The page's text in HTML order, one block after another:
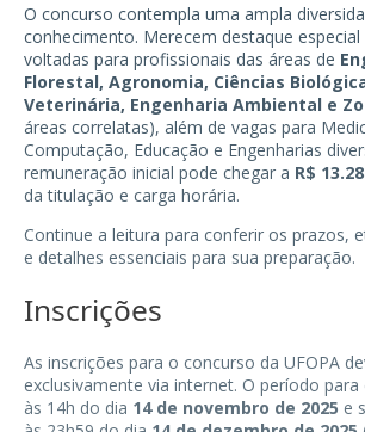
O concurso contempla uma ampla
conhecimento. Merecem destaque
voltadas para profissionais das áreas de
Florestal, Agronomia, Ciências
Veterinária, Engenharia Ambiental e
áreas correlatas), além de vagas para
Computação, Educação e Engenharias
remuneração inicial pode chegar a R$
da titulação e carga horária.
Continue a leitura para conferir os prazos,
e detalhes essenciais para sua preparação.
Inscrições
As inscrições para o concurso da UFOPA
exclusivamente via internet. O período
às 14h do dia 14 de novembro de 2025 e